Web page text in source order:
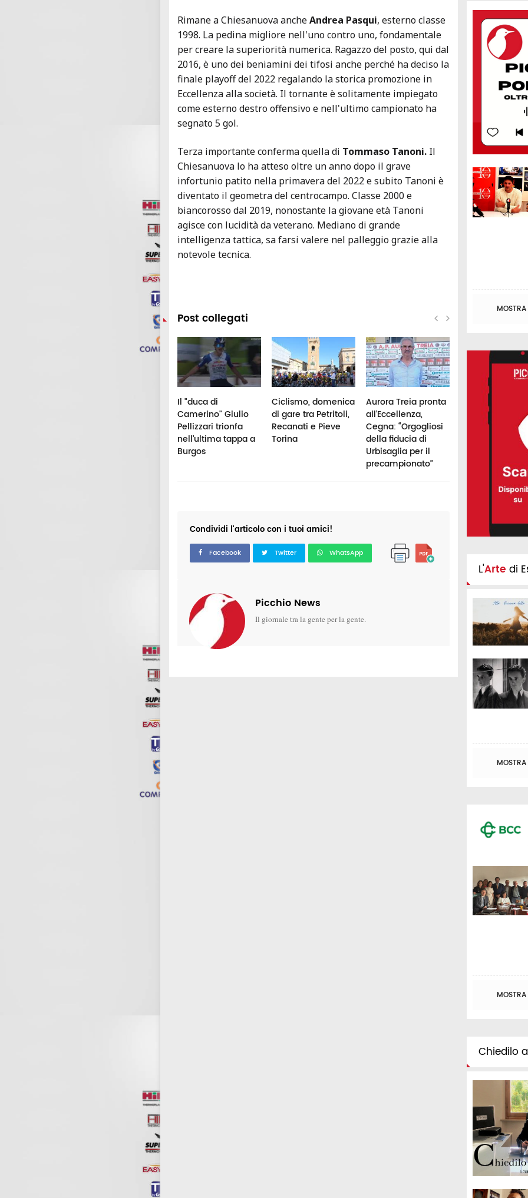
Rimane a Chiesanuova ancheAndrea Pasqui, esterno classe
1998. La pedina migliore nell'uno contro uno, fondamentale
per creare la superiorità numerica. Ragazzo del posto, qui dal
2016, è uno dei beniamini dei tifosi anche perché ha deciso la
finale playoff del 2022 regalando la storica promozione in
Eccellenza alla società. Il tornante è solitamente impiegato
come esterno destro offensivo e nell'ultimo campionato ha
segnato 5 gol.
Terza importante conferma quella di Tommaso Tanoni. Il
Chiesanuova lo ha atteso oltre un anno dopo il grave
infortunio patito nella primavera del 2022 e subito Tanoni è
diventato il geometra del centrocampo. Classe 2000 e
biancorosso dal 2019, nonostante la giovane età Tanoni
agisce con lucidità da veterano. Mediano di grande
intelligenza tattica, sa farsi valere nel palleggio grazie alla
notevole tecnica.
Post collegati
Il "duca di
Camerino" Giulio
Pellizzari trionfa
nell’ultima tappa a
Burgos
Ciclismo, domenica
di gare tra Petritoli,
Recanati e Pieve
Torina
Aurora Treia pronta
all’Eccellenza,
Cegna: “Orgogliosi
della fiducia di
Urbisaglia per il
precampionato”
Halley Matelica,
agosto il raduno
che apre la nuova
Condividi l'articolo con i tuoi amici!
Facebook Twitter WhatsApp
Picchio News
Il giornale tra la gente per la gente.
L'Arte di
Chiedilo